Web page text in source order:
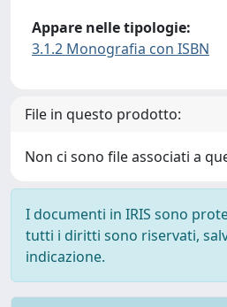
Appare nelle tipologie:
3.1.2 Monografia con ISBN
File in questo prodotto:
Non ci sono file associati a
I documenti in IRIS sono
tutti i diritti sono riservati,
indicazione.